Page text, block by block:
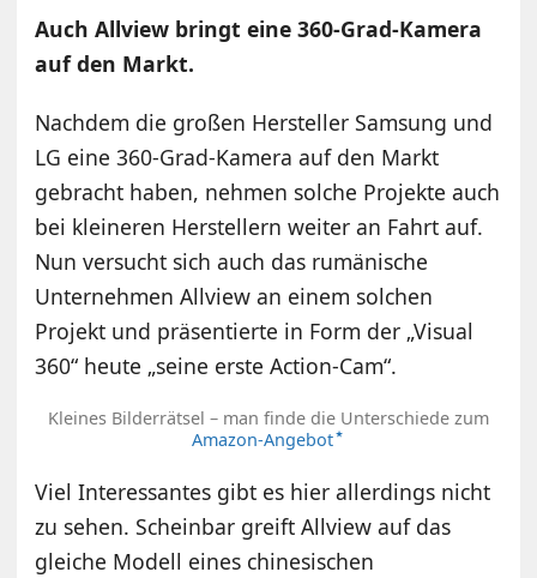
Auch Allview bringt eine 360-Grad-Kamera
auf den Markt.
Nachdem die großen Hersteller Samsung und
LG eine 360-Grad-Kamera auf den Markt
gebracht haben, nehmen solche Projekte auch
bei kleineren Herstellern weiter an Fahrt auf.
Nun versucht sich auch das rumänische
Unternehmen Allview an einem solchen
Projekt und präsentierte in Form der „Visual
360“ heute „seine erste Action-Cam“.
Kleines Bilderrätsel – man finde die Unterschiede zum
Amazon-Angebot
Viel Interessantes gibt es hier allerdings nicht
zu sehen. Scheinbar greift Allview auf das
gleiche Modell eines chinesischen